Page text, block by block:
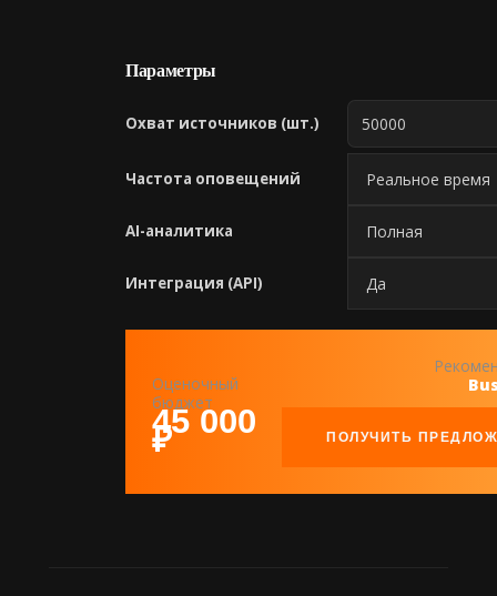
Параметры
Охват источников (шт.)
Частота оповещений
AI-аналитика
Интеграция (API)
Оценочный
бюджет
45 000
₽ ПОЛУЧИТЬ